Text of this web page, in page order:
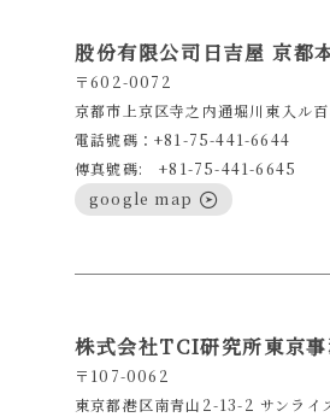
股份有限公司日吉屋 京都
〒602-0072
京都市上京区寺之内通堀川東入ル
電話號碼：+81-75-441-6644
傳真號碼: +81-75-441-6645
google map
株式会社TCI研究所東京事
〒107-0062
東京都港区南青山2-13-2 サンライ